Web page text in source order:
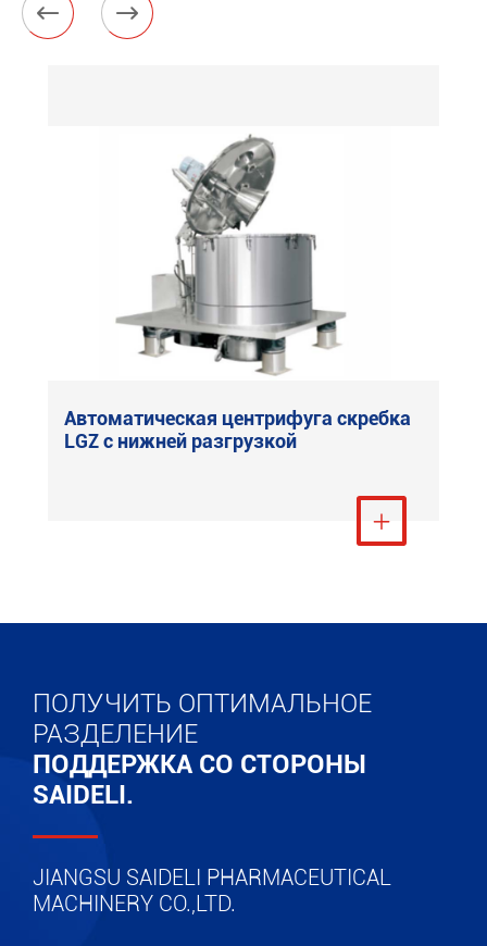
 
Автоматическая центрифуга скребка
LGZ с нижней разгрузкой
Посмотреть ещё

ПОЛУЧИТЬ ОПТИМАЛЬНОЕ
РАЗДЕЛЕНИЕ
ПОДДЕРЖКА СО СТОРОНЫ
SAIDELI.
JIANGSU SAIDELI PHARMACEUTICAL
MACHINERY CO.,LTD.